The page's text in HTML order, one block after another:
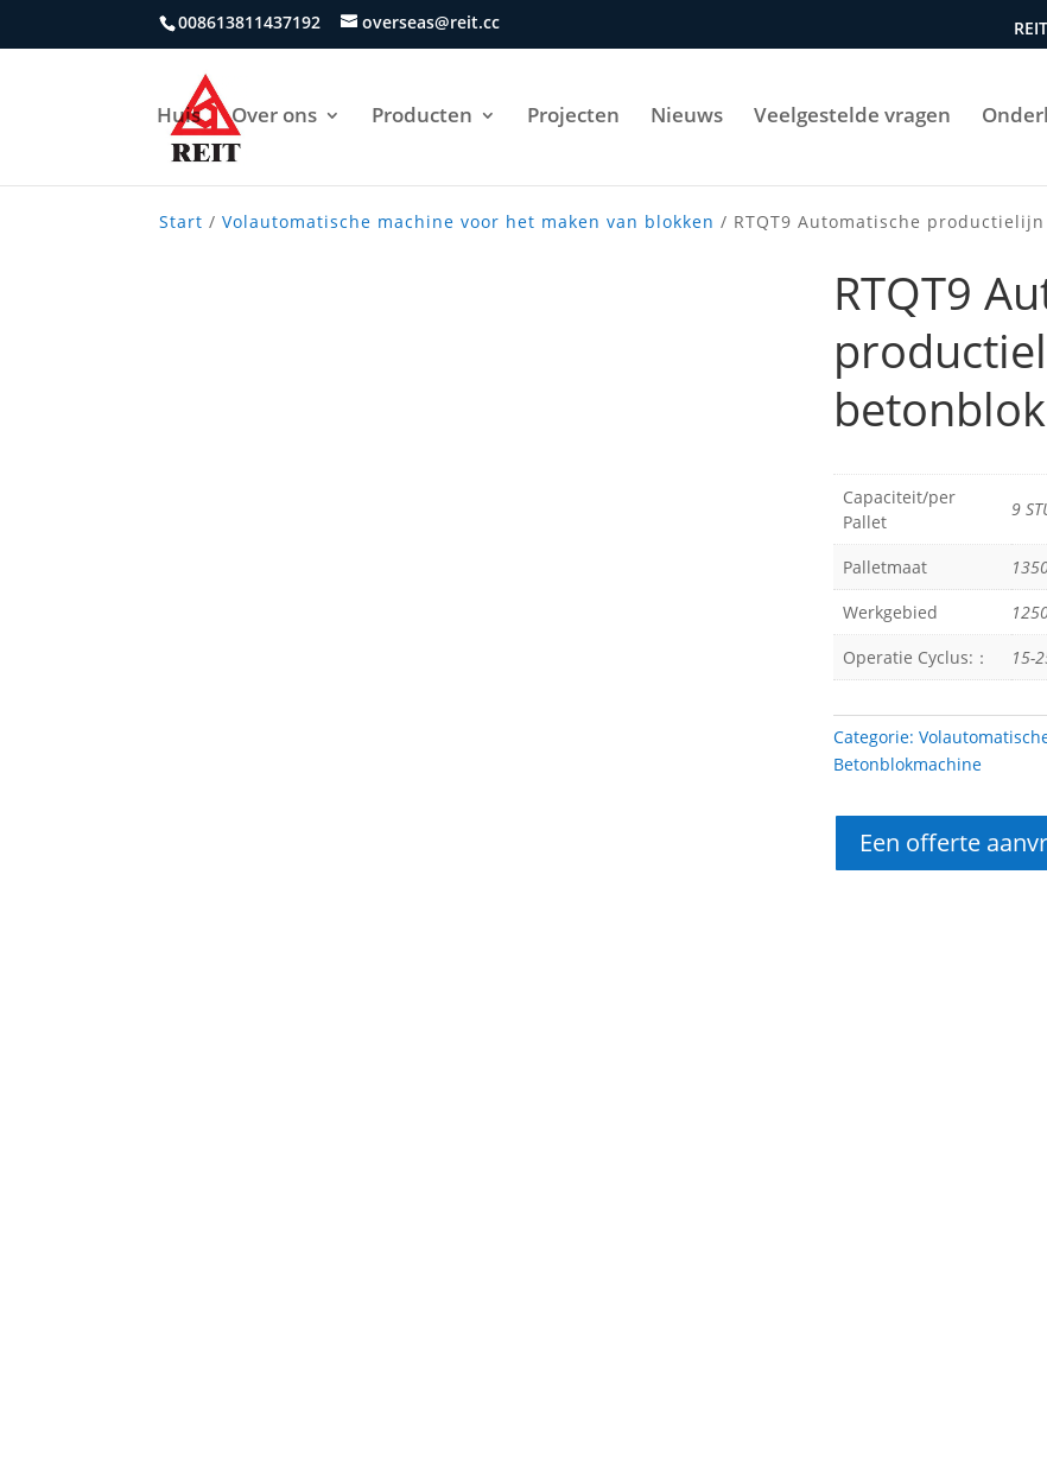
008613811437192 overseas@reit.cc
Huis Over ons Producten Projecten Nieuws Veelgestelde vragen
Start /Volautomatische machine voor het maken van blokken / RTQT9 Automatische
RTQT9
Capaciteit/per
Pallet
9
Palletmaat
Werkgebied
Operatie Cyclus:：
15-
Categorie:
Betonblokmachine
Een offerte